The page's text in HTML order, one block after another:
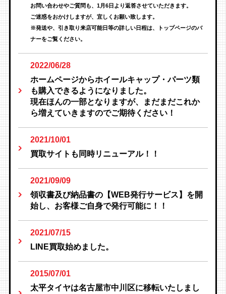
お問い合わせやご質問も、1月6日より返答させていただきます。
ご迷惑をおかけしますが、宜しくお願い致します。
※発送や、引き取り来店可能日等の詳しい日程は、トップページのバ
ナーをご覧ください。
2022/06/28
ホームページからホイールキャップ・パーツ類
も購入できるようになりました。
現在ほんの一部となりますが、まだまだこれか
ら増えていきますのでご期待ください！
2021/10/01
買取サイトも同時リニューアル！！
2021/09/09
領収書及び納品書の【WEB発行サービス】を開
始し、お客様ご自身で発行可能に！！
2021/07/15
LINE買取始めました。
2015/07/01
太平タイヤは名古屋市中川区に移転いたしまし